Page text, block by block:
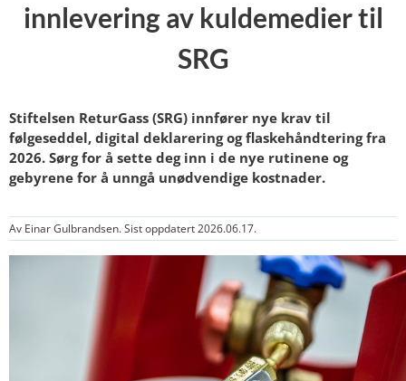
innlevering av kuldemedier til
SRG
Stiftelsen ReturGass (SRG) innfører nye krav til
følgeseddel, digital deklarering og flaskehåndtering fra
2026. Sørg for å sette deg inn i de nye rutinene og
gebyrene for å unngå unødvendige kostnader.
Av Einar Gulbrandsen. Sist oppdatert 2026.06.17.